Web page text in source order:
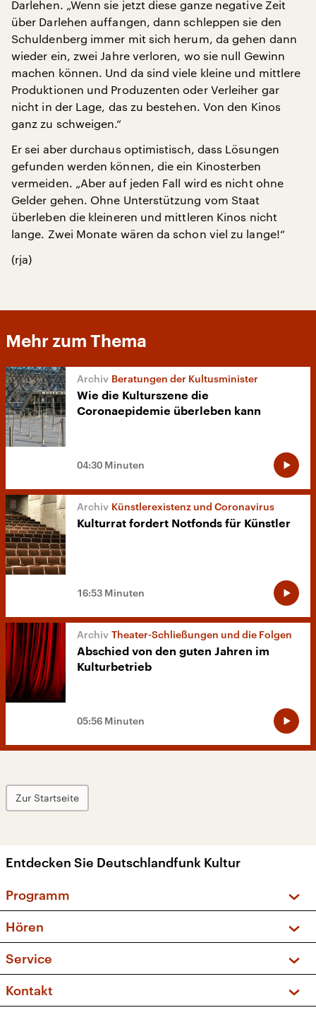
Darlehen. „Wenn sie jetzt diese ganze negative Zeit
über Darlehen auffangen, dann schleppen sie den
Schuldenberg immer mit sich herum, da gehen dann
wieder ein, zwei Jahre verloren, wo sie null Gewinn
machen können. Und da sind viele kleine und mittlere
Produktionen und Produzenten oder Verleiher gar
nicht in der Lage, das zu bestehen. Von den Kinos
ganz zu schweigen.“
Er sei aber durchaus optimistisch, dass Lösungen
gefunden werden können, die ein Kinosterben
vermeiden. „Aber auf jeden Fall wird es nicht ohne
Gelder gehen. Ohne Unterstützung vom Staat
überleben die kleineren und mittleren Kinos nicht
lange. Zwei Monate wären da schon viel zu lange!“
(rja)
Mehr zum Thema
Beratungen der Kultusminister
Wie die Kulturszene die
Coronaepidemie überleben kann
04:30 Minuten
Künstlerexistenz und Coronavirus
Kulturrat fordert Notfonds für Künstler
16:53 Minuten
Theater-Schließungen und die Folgen
Abschied von den guten Jahren im
Kulturbetrieb
05:56 Minuten
Zur Startseite
Entdecken Sie Deutschlandfunk Kultur
Programm
Sendungen und Podcasts
Musikliste
Kakadu – Das Kinderprogramm
Hören
Frequenzen (UKW + DAB+)
Service
FAQ
Apps
Kontakt